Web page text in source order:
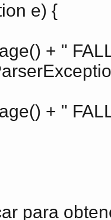
e) {
+ "
+ "
para